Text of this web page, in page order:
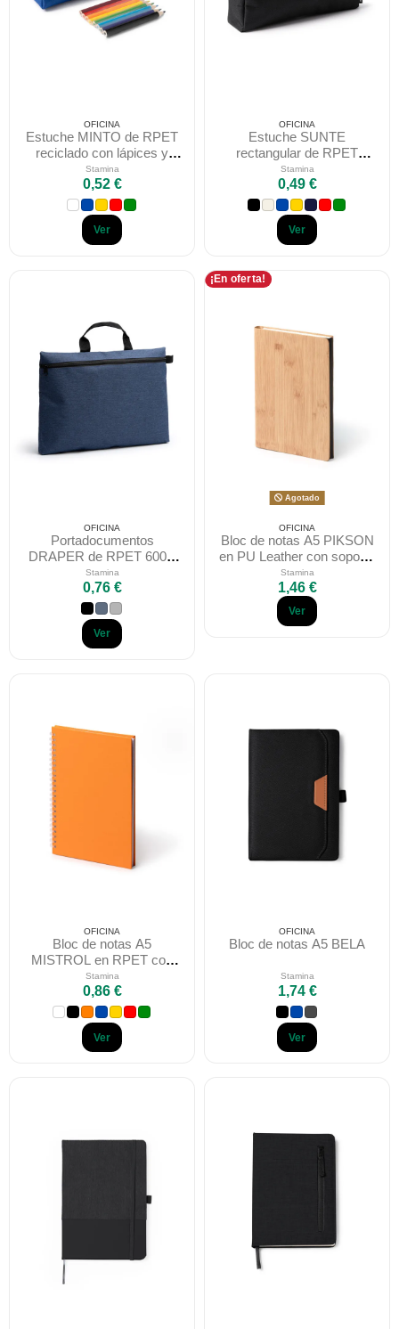
OFICINA
Estuche MINTO de RPET
reciclado con lápices y
sacapuntas Stamina
Stamina
0,52 €
Ver
OFICINA
Estuche SUNTE
rectangular de RPET
reciclado con cremallera
Stamina
Stamina
0,49 €
Ver
OFICINA
Portadocumentos
DRAPER de RPET 600D
con asa y cremallera
Stamina
Stamina
0,76 €
Ver
¡En oferta!
Agotado
OFICINA
Bloc de notas A5 PIKSON
en PU Leather con soporte
multifunción
Stamina
1,46 €
Ver
OFICINA
Bloc de notas A5
MISTROL en RPET con
anillas flexibles
Stamina
0,86 €
Ver
OFICINA
Bloc de notas A5 BELA
Stamina
1,74 €
Ver